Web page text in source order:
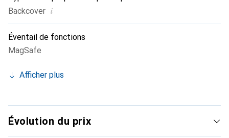
Backcover i
Éventail de fonctions
MagSafe
Afficher plus
Évolution du prix